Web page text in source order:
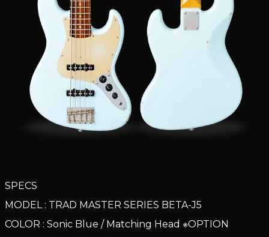
SPECS
MODEL : TRAD MASTER SERIES BETA-J5
COLOR : Sonic Blue / Matching Head ※OPTION